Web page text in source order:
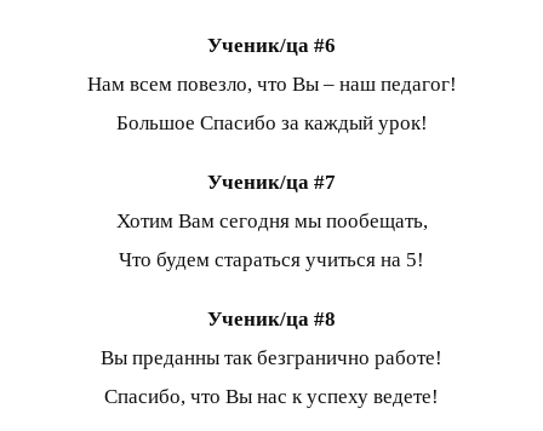
Ученик/ца #6
Нам всем повезло, что Вы – наш педагог!
Большое Спасибо за каждый урок!
Ученик/ца #7
Хотим Вам сегодня мы пообещать,
Что будем стараться учиться на 5!
Ученик/ца #8
Вы преданны так безгранично работе!
Спасибо, что Вы нас к успеху ведете!